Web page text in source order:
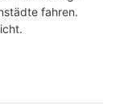
fahren.